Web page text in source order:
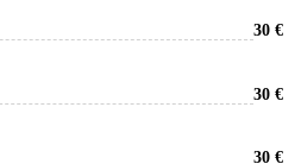
30 €
30 €
30 €